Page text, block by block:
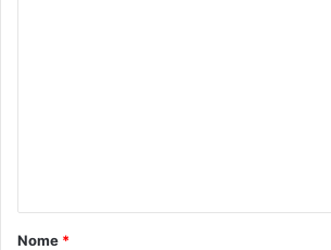
rNome *